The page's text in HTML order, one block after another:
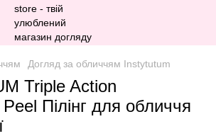
Догляд за обличчям Instytutum
Triple Action
Пілінг для обличчя